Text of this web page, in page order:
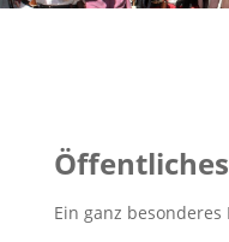
Ein ganz besonderes